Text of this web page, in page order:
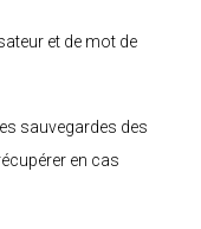
et de mot de
sauvegardes des
en cas